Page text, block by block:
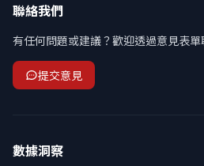
聯絡我們
有任何問題或建議？歡迎透過意見表單
提交意見
數據洞察